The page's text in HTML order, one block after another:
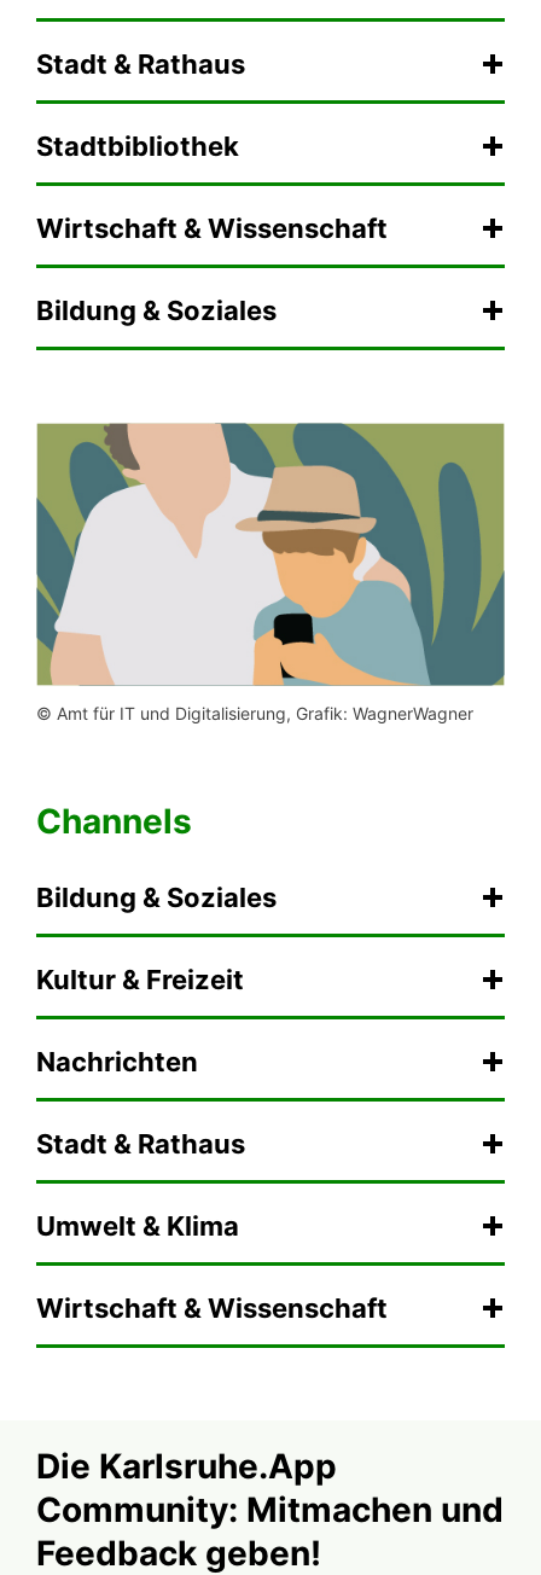
Stadt & Rathaus
Stadtbibliothek
Wirtschaft & Wissenschaft
Bildung & Soziales
© Amt für IT und Digitalisierung, Grafik: WagnerWagner
Channels
Bildung & Soziales
Kultur & Freizeit
Nachrichten
Stadt & Rathaus
Umwelt & Klima
Wirtschaft & Wissenschaft
Die Karlsruhe.App
Community: Mitmachen und
Feedback geben!